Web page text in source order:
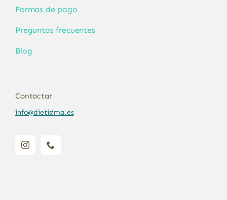
Formas de pago
Preguntas frecuentes
Blog
Contactar
info@dietisima.es